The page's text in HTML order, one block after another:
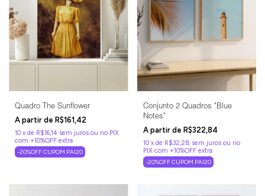
Quadro The Sunflower
R$161,42
10 x de R$16,14 sem juros
-20%OFF CUPOM PAI20
Conjunto 2 Quadros "Blue
Notes"
R$322,84
10 x de R$32,28 sem juros
-20%OFF CUPOM PAI20